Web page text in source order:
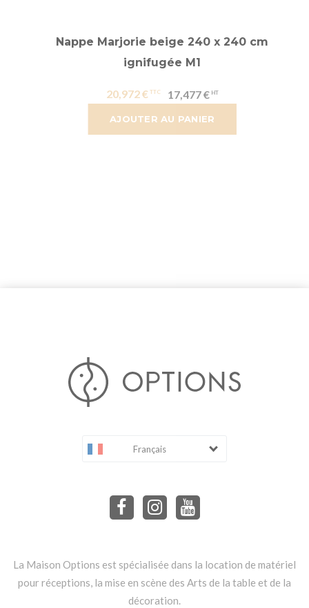
AJOUTER AU PANIER
Nappe Marjorie beige 240 x 240 cm
ignifugée M1
20,972 € 17,477 €
Français
La Maison Options est spécialisée dans la location de matériel
pour réceptions, la mise en scène des Arts de la table et de la
décoration.